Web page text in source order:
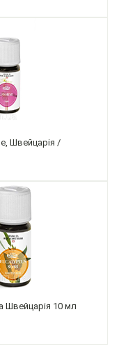
Швейцарія /
Швейцарія 10 мл